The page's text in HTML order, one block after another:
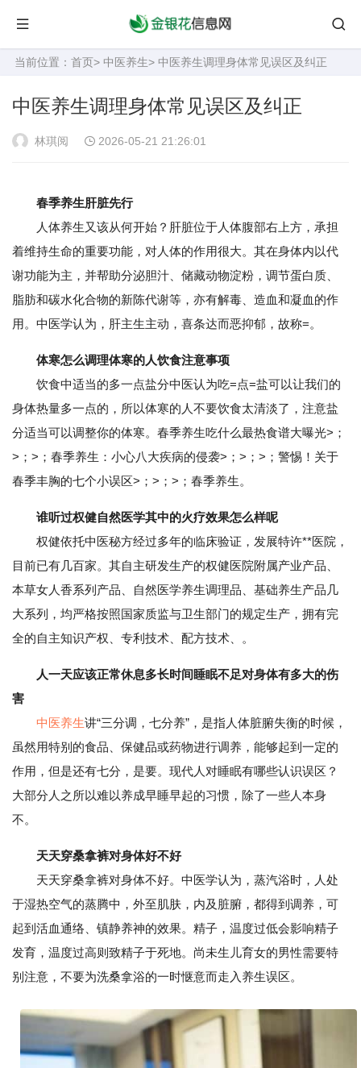
当前位置： 首页> 中医养生> 中医养生调理身体常见误区及纠正
中医养生调理身体常见误区及纠正
林琪阅 2026-05-21 21:26:01
春季养生肝脏先行
人体养生又该从何开始？肝脏位于人体腹部右上方，承担
着维持生命的重要功能，对人体的作用很大。其在身体内以代
谢功能为主，并帮助分泌胆汁、储藏动物淀粉，调节蛋白质、
脂肪和碳水化合物的新陈代谢等，亦有解毒、造血和凝血的作
用。中医学认为，肝主生主动，喜条达而恶抑郁，故称=。
体寒怎么调理体寒的人饮食注意事项
饮食中适当的多一点盐分中医认为吃=点=盐可以让我们的
身体热量多一点的，所以体寒的人不要饮食太清淡了，注意盐
分适当可以调整你的体寒。春季养生吃什么最热食谱大曝光>；
>；>；春季养生：小心八大疾病的侵袭>；>；>；警惕！关于
春季丰胸的七个小误区>；>；>；春季养生。
谁听过权健自然医学其中的火疗效果怎么样呢
权健依托中医秘方经过多年的临床验证，发展特许**医院，
目前已有几百家。其自主研发生产的权健医院附属产业产品、
本草女人香系列产品、自然医学养生调理品、基础养生产品几
大系列，均严格按照国家质监与卫生部门的规定生产，拥有完
全的自主知识产权、专利技术、配方技术、。
人一天应该正常休息多长时间睡眠不足对身体有多大的伤
害
中医养生讲“三分调，七分养”，是指人体脏腑失衡的时候，
虽然用特别的食品、保健品或药物进行调养，能够起到一定的
作用，但是还有七分，是要。现代人对睡眠有哪些认识误区？
大部分人之所以难以养成早睡早起的习惯，除了一些人本身
不。
天天穿桑拿裤对身体好不好
天天穿桑拿裤对身体不好。中医学认为，蒸汽浴时，人处
于湿热空气的蒸腾中，外至肌肤，内及脏腑，都得到调养，可
起到活血通络、镇静养神的效果。精子，温度过低会影响精子
发育，温度过高则致精子于死地。尚未生儿育女的男性需要特
别注意，不要为洗桑拿浴的一时惬意而走入养生误区。